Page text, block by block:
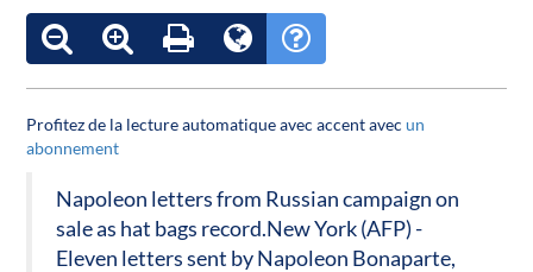
Profitez de la lecture automatique avec accent avec un
abonnement
Napoleon letters from Russian campaign on
sale as hat bags record.New York (AFP) -
Eleven letters sent by Napoleon Bonaparte,